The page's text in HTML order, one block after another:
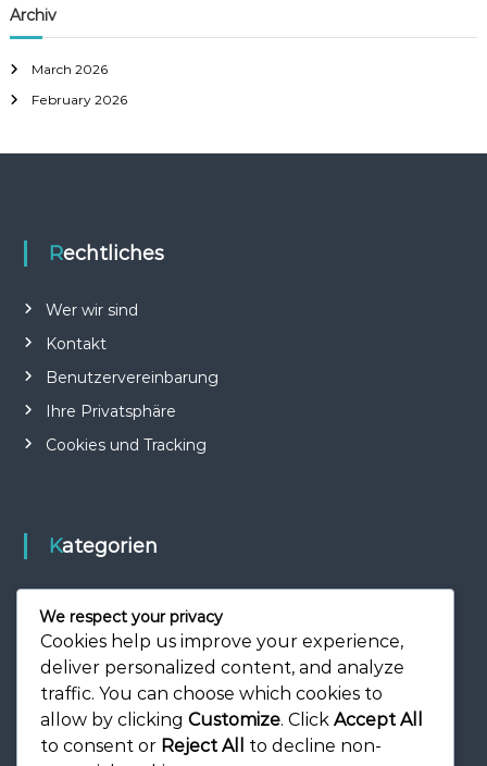
r
c
f
o
Archiv
March 2026
February 2026
Rechtliches
Wer wir sind
Kontakt
Benutzervereinbarung
Ihre Privatsphäre
Cookies und Tracking
Kategorien
Karriere-Highlights
Spielerbiografien
We respect your privacy
Cookies help us improve your experience,
deliver personalized content, and analyze
traffic. You can choose which cookies to
allow by clicking Customize. Click Accept All
to consent or Reject All
to decline non-